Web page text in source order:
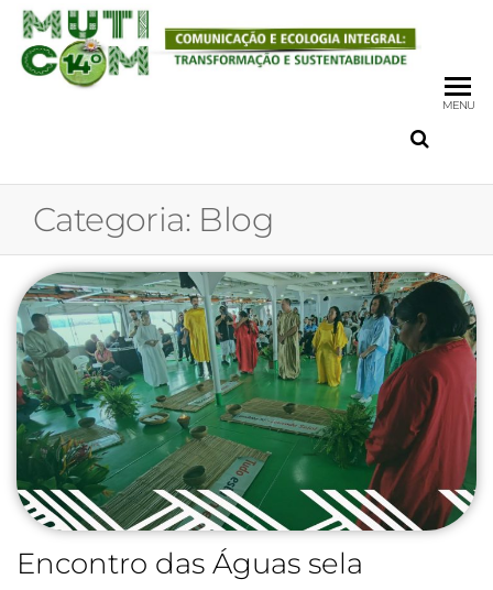
MENU
Categoria: Blog
Encontro das Águas sela